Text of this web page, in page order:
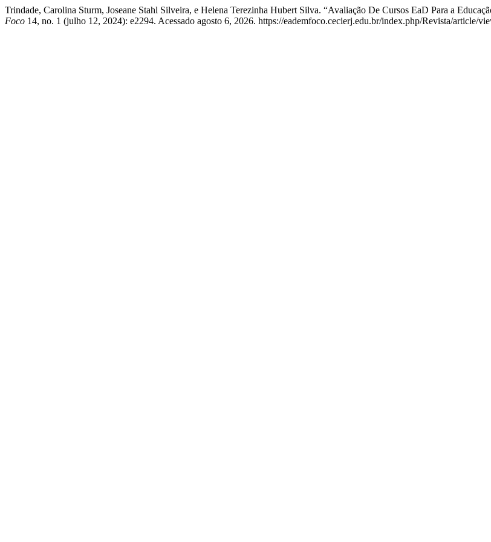
Trindade, Carolina Sturm, Joseane Stahl Silveira, e Helena Terezinha Hubert Silva. “Avaliação De Cursos EaD Para a
Foco 14, no. 1 (julho 12, 2024): e2294. Acessado agosto 6, 2026. https://eademfoco.cecierj.edu.br/index.php/Revista/article/